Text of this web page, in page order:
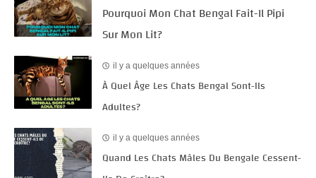
Pourquoi Mon Chat Bengal Fait-Il Pipi
Sur Mon Lit?
il y a quelques années
À Quel Âge Les Chats Bengal Sont-Ils
Adultes?
il y a quelques années
Quand Les Chats Mâles Du Bengale Cessent-